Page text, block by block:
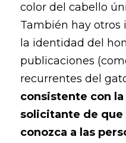
color del cabello
También hay otros
la identidad del
publicaciones
recurrentes del
consistente con
solicitante de que
conozca a las